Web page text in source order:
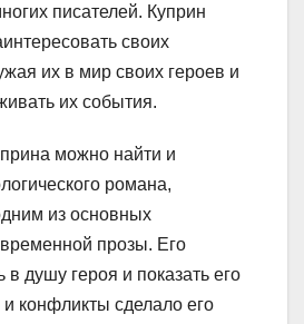
писателей. Куприн
своих
их в мир своих героев и
их события.
можно найти и
романа,
из основных
прозы. Его
в душу героя и показать его
конфликты сделало его